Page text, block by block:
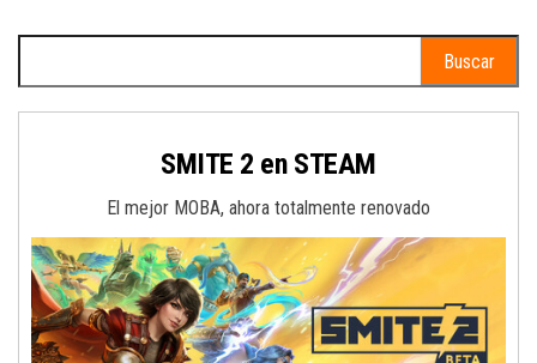
SMITE 2 en STEAM
El mejor MOBA, ahora totalmente renovado